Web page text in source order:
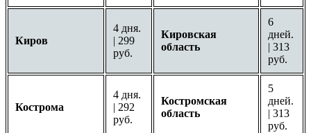
Киров
4 дня.
| 299
руб.
Кировская
область
6
дней.
| 313
руб.
Кострома
4 дня.
| 292
руб.
Костромская
область
5
дней.
| 313
руб.